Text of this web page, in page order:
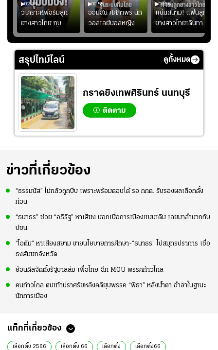
02:34
วิเคราะห์ฟอร์มลูก
ยางสาวไทย ทุบ
ฟิลิปปินส์ 3-0! "บุ๋ม
บิ๋ม" คืนสนามสุดปัง
#วอลเลย์บอลชาย
ทีมชาติไทย
00:55
ออมสิน ศศิภาพร นัก
วอลเลย์บอลหญิงทีม
ชาติไทย หวังใช้ 2
เกมที่เหลือ ปรับจู
00:36
แน่นสนาม! แฟนลูก
ยางสาวไทยเดินทาง
เข้ามาเชียร์สาวไทย
อย่างคึกคัก เพื่อให้
กำลังใจ ก่อนที่สาว
สรุปไทม์ไลน์ ดูทั้งหมด
กราดยิงเทพศิรินทร์ นนทบุรี
ติดตาม
ข่าวที่เกี่ยวข้อง
“ธรรมนัส” ไม่กลัวถูกบีบ เพราะพร้อมตอบโต้ รอ กกต. รับรองผลเลือกตั้ง
ก่อน
“ธนาธร” ช่วย “อธิรัฐ” หาเสียง บอกเบื่อการเมืองแบบเดิม เลยมาลำบากกับ
ปชน.
“ไอติม” หาเสียงสยาม ขายนโยบายการศึกษา-“ธนาธร” ไปสมุทรปราการ เชื่อ
ธงส้มยกจังหวัด
ย้อนดีลจัดตั้งรัฐบาลล่ม เพื่อไทย ฉีก MOU พรรคก้าวไกล
คนก้าวไกล ตบเท้าปราศรัยหลังคดียุบพรรค “พิธา” หลั่งน้ำตา อำลาในฐานะ
นักการเมือง
แท็กที่เกี่ยวข้อง
เลือกตั้ง 2566 เลือกตั้ง 66 เลือกตั้ง เลือกตั้ง66